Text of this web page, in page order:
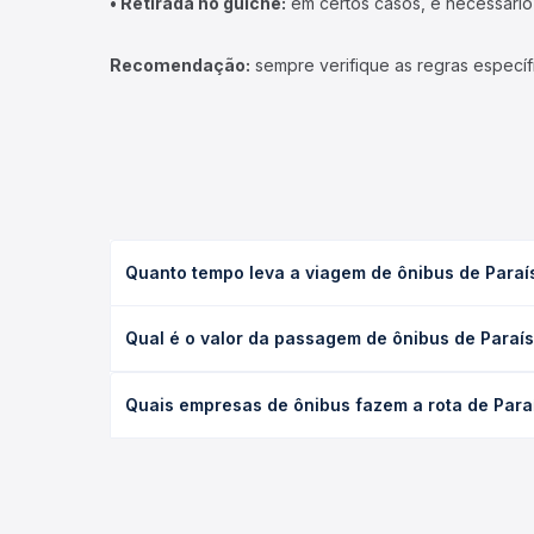
Recomendação: sempre verifique as regras
Quanto tempo leva a viagem de ônibus de
executivo ou leito) e as condições de tráfego. Na
Qual é o valor da passagem de ônibus de
de poltrona e a antecedência da compra. Na
Quais empresas de ônibus fazem a rota de